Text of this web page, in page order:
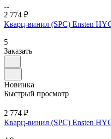
2 774 ₽
Кварц-винил (SPC) Ensten
5
Заказать
Новинка
Быстрый просмотр
2 774 ₽
Кварц-винил (SPC) Ensten